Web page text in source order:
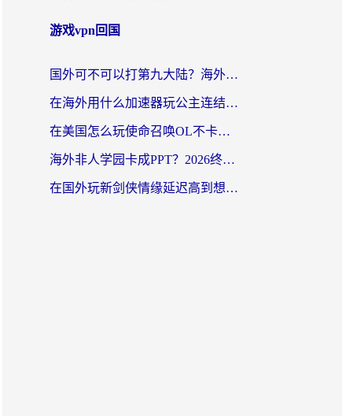
游戏vpn回国
国外可不可以打第九大陆？海外玩家国服畅玩终极指南（附3大热门游戏解决妙招）
在海外用什么加速器玩公主连结：Re？老玩家亲测的稳定方案来了
在美国怎么玩使命召唤OL不卡？海外党亲测有效的国服游戏加速器指南
海外非人学园卡成PPT？2026终极加速器指南：从暗区突围到王国纪元，一篇搞定
在国外玩新剑侠情缘延迟高到想摔手机？海外玩家亲测有效的加速器选择指南